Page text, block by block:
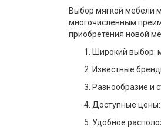
Выбор мягкой мебели
многочисленным
приобретения новой
Широкий выбор:
Известные
Разнообразие и
Доступные цены:
Удобное